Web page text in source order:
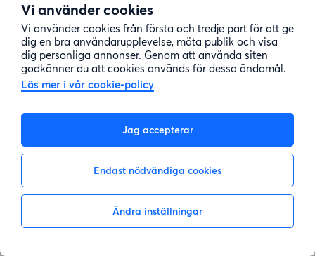
Vi använder cookies
Vi använder cookies från första och tredje part för att ge
dig en bra användarupplevelse, mäta publik och visa
dig personliga annonser. Genom att använda siten
godkänner du att cookies används för dessa ändamål.
Läs mer i vår cookie-policy
Jag accepterar
Endast nödvändiga cookies
Ändra inställningar